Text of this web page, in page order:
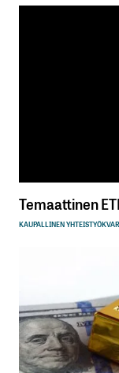
Temaattinen
KAUPALLINEN YHTEISTYÖ